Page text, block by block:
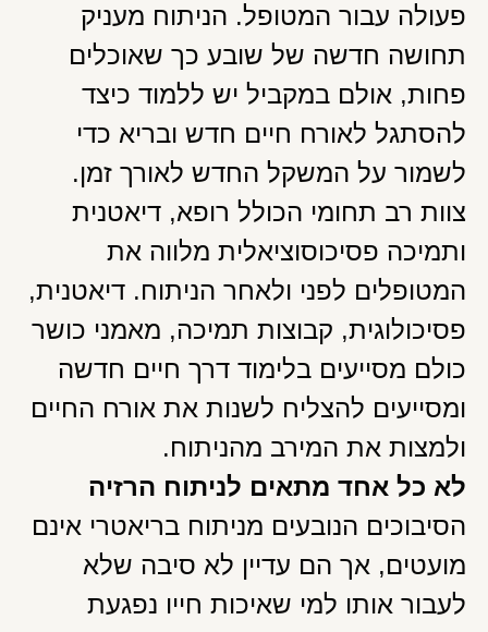
פעולה עבור המטופל. הניתוח מעניק
תחושה חדשה של שובע כך שאוכלים
פחות, אולם במקביל יש ללמוד כיצד
להסתגל לאורח חיים חדש ובריא כדי
לשמור על המשקל החדש לאורך זמן.
צוות רב תחומי הכולל רופא, דיאטנית
ותמיכה פסיכוסוציאלית מלווה את
המטופלים לפני ולאחר הניתוח. דיאטנית,
פסיכולוגית, קבוצות תמיכה, מאמני כושר
כולם מסייעים בלימוד דרך חיים חדשה
ומסייעים להצליח לשנות את אורח החיים
ולמצות את המירב מהניתוח.
לא כל אחד מתאים לניתוח הרזיה
הסיבוכים הנובעים מניתוח בריאטרי אינם
מועטים, אך הם עדיין לא סיבה שלא
לעבור אותו למי שאיכות חייו נפגעת